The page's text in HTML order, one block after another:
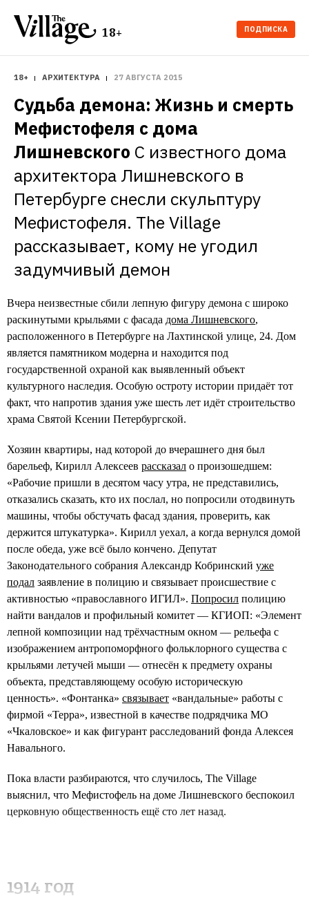
18+ ПОДПИСКА
18+ АРХИТЕКТУРА 27 АВГУСТА 2015
Судьба демона: Жизнь и смерть
Мефистофеля с дома
Лишневского С известного дома
архитектора Лишневского в
Петербурге снесли скульптуру
Мефистофеля. The Village
рассказывает, кому не угодил
задумчивый демон
Вчера неизвестные сбили лепную фигуру демона с широко
раскинутыми крыльями с фасада дома Лишневского,
расположенного в Петербурге на Лахтинской улице, 24. Дом
является памятником модерна и находится под
государственной охраной как выявленный объект
культурного наследия. Особую остроту истории придаёт тот
факт, что напротив здания уже шесть лет идёт строительство
храма Cвятой Ксении Петербургской.
Хозяин квартиры, над которой до вчерашнего дня был
барельеф, Кирилл Алексеев рассказал о произошедшем:
«Рабочие пришли в десятом часу утра, не представились,
отказались сказать, кто их послал, но попросили отодвинуть
машины, чтобы обстучать фасад здания, проверить, как
держится штукатурка». Кирилл уехал, а когда вернулся домой
после обеда, уже всё было кончено. Депутат
Законодательного собрания Александр Кобринский уже
подал заявление в полицию и связывает происшествие с
активностью «православного ИГИЛ». Попросил полицию
найти вандалов и профильный комитет — КГИОП: «Элемент
лепной композиции над трёхчастным окном — рельефа с
изображением антропоморфного фольклорного существа с
крыльями летучей мыши — отнесён к предмету охраны
объекта, представляющему особую историческую
ценность». «Фонтанка» связывает «вандальные» работы с
фирмой «Терра», известной в качестве подрядчика МО
«Чкаловское» и как фигурант расследований фонда Алексея
Навального.
Пока власти разбираются, что случилось, The Village
выяснил, что Мефистофель на доме Лишневского беспокоил
церковную общественность ещё сто лет назад.
1914 год